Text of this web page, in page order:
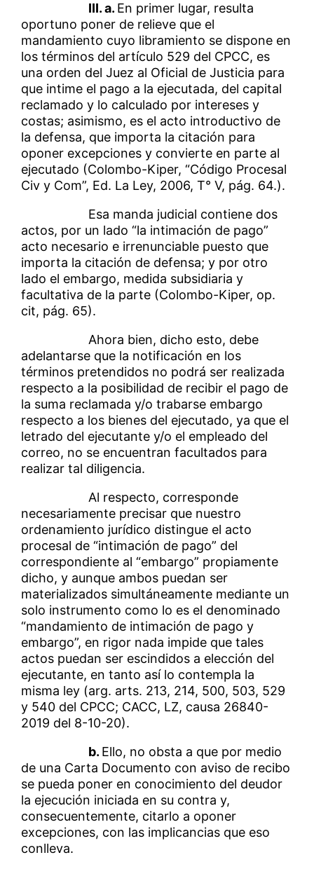
III. a. En primer lugar, resulta
oportuno poner de relieve que el
mandamiento cuyo libramiento se dispone en
los términos del artículo 529 del CPCC, es
una orden del Juez al Oficial de Justicia para
que intime el pago a la ejecutada, del capital
reclamado y lo calculado por intereses y
costas; asimismo, es el acto introductivo de
la defensa, que importa la citación para
oponer excepciones y convierte en parte al
ejecutado (Colombo-Kiper, “Código Procesal
Civ y Com”, Ed. La Ley, 2006, T° V, pág. 64.).
Esa manda judicial contiene dos
actos, por un lado “la intimación de pago”
acto necesario e irrenunciable puesto que
importa la citación de defensa; y por otro
lado el embargo, medida subsidiaria y
facultativa de la parte (Colombo-Kiper, op.
cit, pág. 65).
Ahora bien, dicho esto, debe
adelantarse que la notificación en los
términos pretendidos no podrá ser realizada
respecto a la posibilidad de recibir el pago de
la suma reclamada y/o trabarse embargo
respecto a los bienes del ejecutado, ya que el
letrado del ejecutante y/o el empleado del
correo, no se encuentran facultados para
realizar tal diligencia.
Al respecto, corresponde
necesariamente precisar que nuestro
ordenamiento jurídico distingue el acto
procesal de “intimación de pago” del
correspondiente al “embargo” propiamente
dicho, y aunque ambos puedan ser
materializados simultáneamente mediante un
solo instrumento como lo es el denominado
“mandamiento de intimación de pago y
embargo”, en rigor nada impide que tales
actos puedan ser escindidos a elección del
ejecutante, en tanto así lo contempla la
misma ley (arg. arts. 213, 214, 500, 503, 529
y 540 del CPCC; CACC, LZ, causa 26840-
2019 del 8-10-20).
b. Ello, no obsta a que por medio
de una Carta Documento con aviso de recibo
se pueda poner en conocimiento del deudor
la ejecución iniciada en su contra y,
consecuentemente, citarlo a oponer
excepciones, con las implicancias que eso
conlleva.